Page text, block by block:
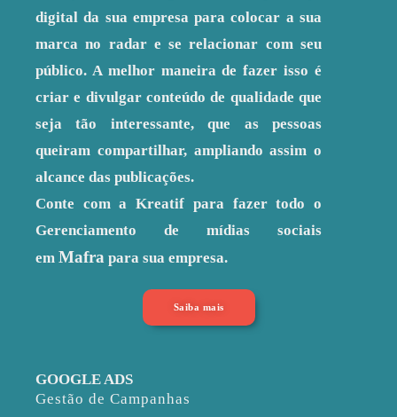
digital da sua empresa para colocar a sua
marca no radar e se relacionar com seu
público. A melhor maneira de fazer isso é
criar e divulgar conteúdo de qualidade que
seja tão interessante, que as pessoas
queiram compartilhar, ampliando assim o
alcance das publicações.
Conte com a Kreatif para fazer todo o
Gerenciamento de mídias sociais
em Mafra para sua empresa.
Saiba mais
GOOGLE ADS
Gestão de Campanhas